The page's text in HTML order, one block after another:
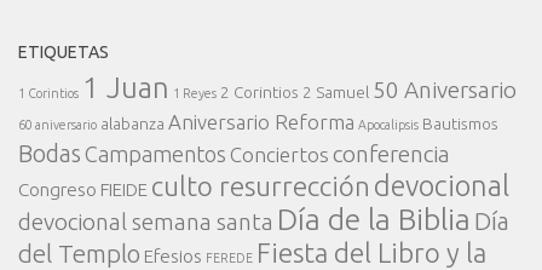
ETIQUETAS
1 Corintios 1 Juan 1 Reyes 2 Corintios 2 Samuel 50 Aniversario
60 aniversario alabanza Aniversario Reforma Apocalipsis Bautismos
Bodas Campamentos Conciertos conferencia
Congreso FIEIDE culto resurrección devocional
devocional semana santa Día de la Biblia Día
del Templo Efesios FEREDE Fiesta del Libro y la